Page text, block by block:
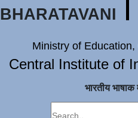
BHARATAVANI
Ministry of
Central Institute of
भारतीय भाषाक